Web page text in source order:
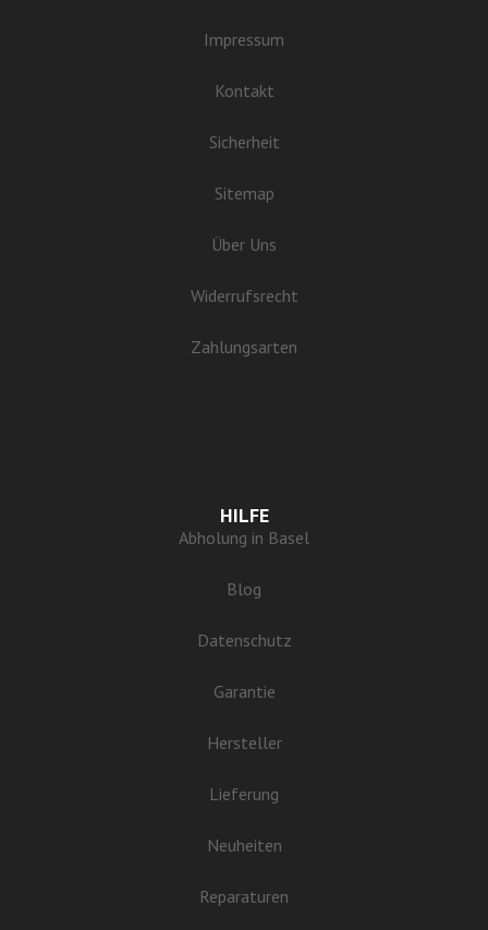
Impressum
Kontakt
Sicherheit
Sitemap
Über Uns
Widerrufsrecht
Zahlungsarten
HILFE
Abholung in Basel
Blog
Datenschutz
Garantie
Hersteller
Lieferung
Neuheiten
Reparaturen